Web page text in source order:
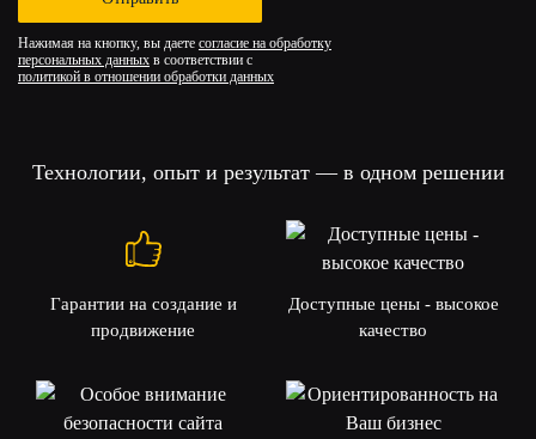
Нажимая на кнопку, вы даете согласие на обработку
персональных данных в соответствии с
политикой в отношении обработки данных
Технологии, опыт и результат — в одном решении
Гарантии на создание и
продвижение
Доступные цены - высокое
качество